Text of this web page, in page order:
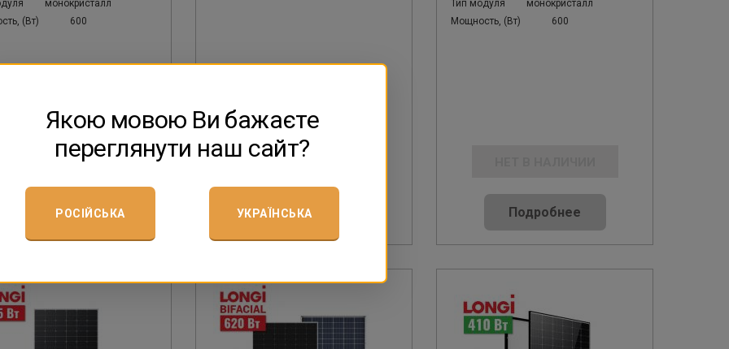
монокристалл
(Вт)
600
НЕТ В НАЛИЧИИ
Подробнее Подробнее
Тип модуля
монокристалл
Мощность, (Вт)
600
Подробнее
Якою мовою Ви бажаєте
переглянути наш сайт?
РОСІЙСЬКА УКРАЇНСЬКА